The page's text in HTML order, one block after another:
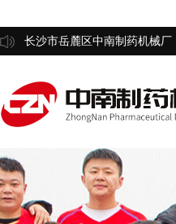
长沙市岳麓区中南制药机械厂